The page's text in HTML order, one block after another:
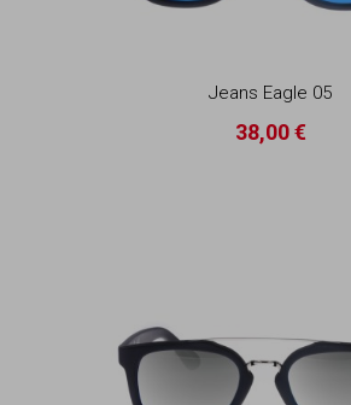
Jeans Eagle 05
38,00 €